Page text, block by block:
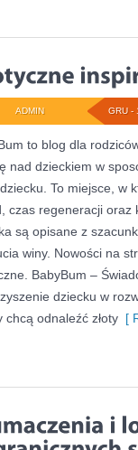
GRU -
ADMIN
to blog dla
nad dzieckiem w
To miejsce, w
czas regeneracji oraz
są opisane z
winy. Nowości na
BabyBum –
dziecku w
chcą odnaleźć złoty [